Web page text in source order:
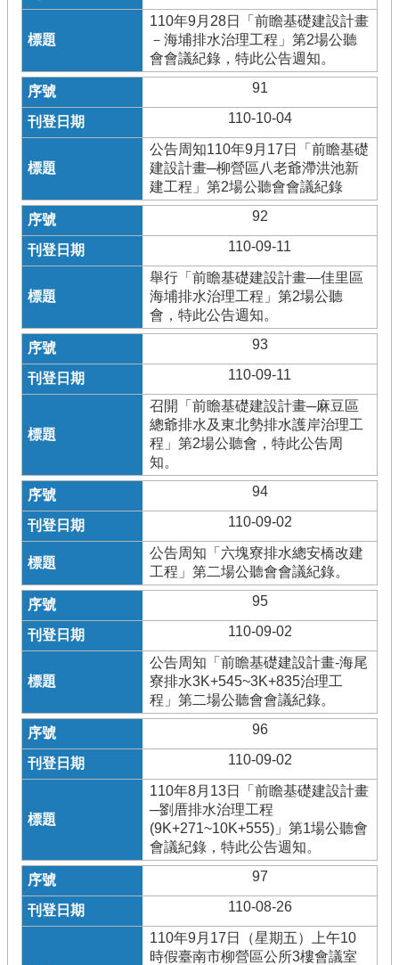
110年9月28日「前瞻基礎建設計畫
－海埔排水治理工程」第2場公聽
會會議紀錄，特此公告週知。
91
110-10-04
公告周知110年9月17日「前瞻基礎
建設計畫─柳營區八老爺滯洪池新
建工程」第2場公聽會會議紀錄
92
110-09-11
舉行「前瞻基礎建設計畫—佳里區
海埔排水治理工程」第2場公聽
會，特此公告週知。
93
110-09-11
召開「前瞻基礎建設計畫─麻豆區
總爺排水及東北勢排水護岸治理工
程」第2場公聽會，特此公告周
知。
94
110-09-02
公告周知「六塊寮排水總安橋改建
工程」第二場公聽會會議紀錄。
95
110-09-02
公告周知「前瞻基礎建設計畫-海尾
寮排水3K+545~3K+835治理工
程」第二場公聽會會議紀錄。
96
110-09-02
110年8月13日「前瞻基礎建設計畫
─劉厝排水治理工程
(9K+271~10K+555)」第1場公聽會
會議紀錄，特此公告週知。
97
110-08-26
110年9月17日（星期五）上午10
時假臺南市柳營區公所3樓會議室